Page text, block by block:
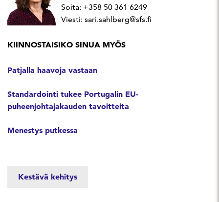
Soita: +358 50 361 6249
Viesti: sari.sahlberg@sfs.fi
KIINNOSTAISIKO SINUA MYÖS
Patjalla haavoja vastaan
Standardointi tukee Portugalin EU-
puheenjohtajakauden tavoitteita
Menestys putkessa
Kestävä kehitys